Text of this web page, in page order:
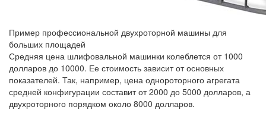
Пример профессиональной двухроторной машины для
больших площадей
Средняя цена шлифовальной машинки колеблется от 1000
долларов до 10000. Ее стоимость зависит от основных
показателей. Так, например, цена однороторного агрегата
средней конфигурации составит от 2000 до 5000 долларов, а
двухроторного порядком около 8000 долларов.